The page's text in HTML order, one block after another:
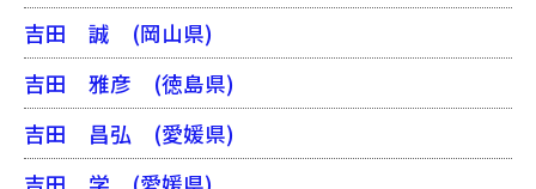
吉田 誠 (岡山県)
吉田 雅彦 (徳島県)
吉田 昌弘 (愛媛県)